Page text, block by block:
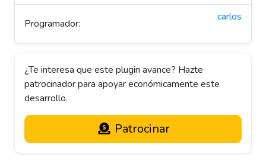
Programador:
carlos
¿Te interesa que este plugin avance? Hazte
patrocinador para apoyar económicamente este
desarrollo.
Patrocinar